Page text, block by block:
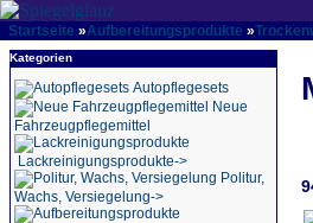
Startseite »Aufbereitungsprodukte »
Kategorien
Autopflegesets
Neue
Fahrzeugpflegemittel
Lackreinigungsprodukte->
Politur,
Wachs, Versiegelung->